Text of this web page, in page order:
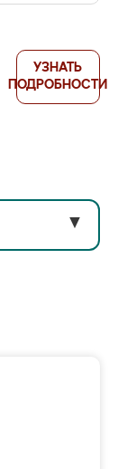
УЗНАТЬ
ПОДРОБНОСТИ
▼